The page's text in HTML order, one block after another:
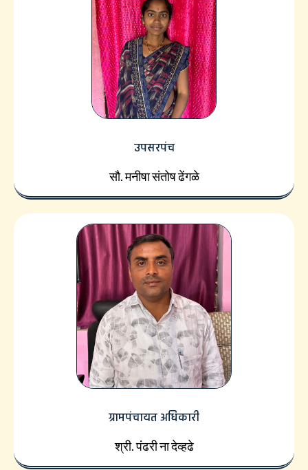
उपसरपंच
सौ. मनीषा संतोष ढेंगळे
ग्रामपंचायत अधिकारी
श्री. पंढरी ना देव्हढे